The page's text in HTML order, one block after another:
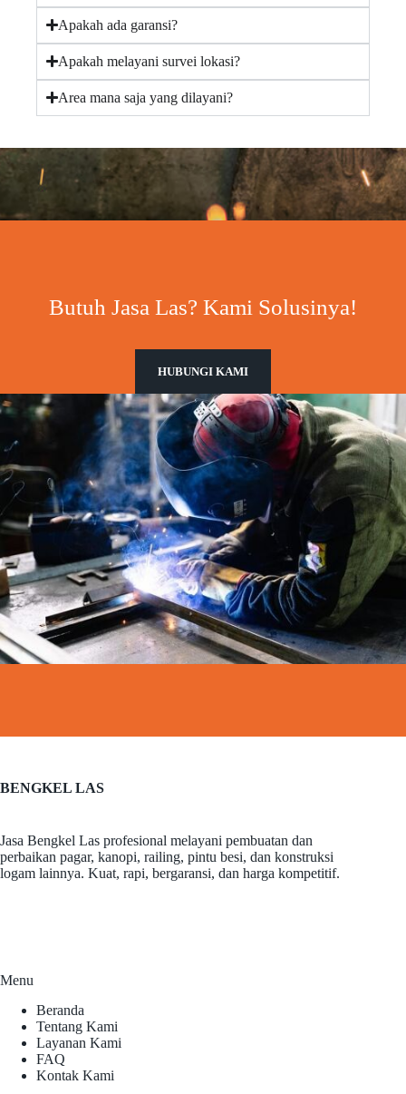
Apakah ada garansi?
Apakah melayani survei lokasi?
Area mana saja yang dilayani?
Butuh Jasa Las? Kami Solusinya!
HUBUNGI KAMI
BENGKEL LAS
Jasa Bengkel Las profesional melayani pembuatan dan
perbaikan pagar, kanopi, railing, pintu besi, dan konstruksi
logam lainnya. Kuat, rapi, bergaransi, dan harga kompetitif.
Menu
Beranda
Tentang Kami
Layanan Kami
FAQ
Kontak Kami